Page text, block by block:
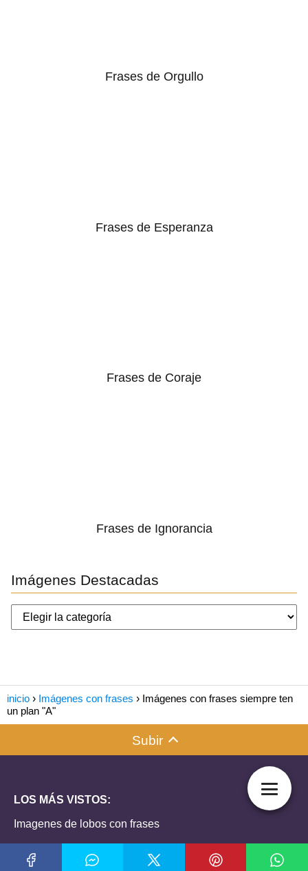
Frases de Orgullo
Frases de Esperanza
Frases de Coraje
Frases de Ignorancia
Imágenes Destacadas
inicio Imágenes con frases
Imágenes con frases siempre ten
un plan "A"
Subir
LOS MÁS VISTOS:
Imagenes de lobos con frases